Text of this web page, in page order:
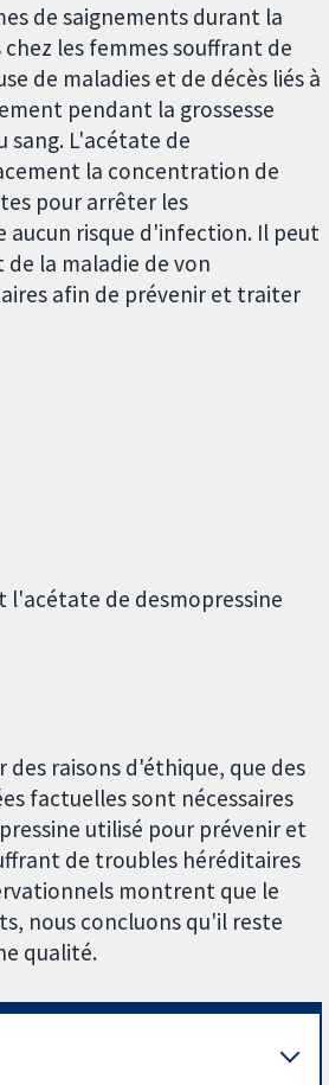
de saignements durant la
les femmes souffrant de
de maladies et de décès liés à
pendant la grossesse
sang. L'acétate de
la concentration de
pour arrêter les
aucun risque d'infection. Il peut
la maladie de von
afin de prévenir et traiter
l'acétate de desmopressine
des raisons d'éthique, que des
factuelles sont nécessaires
utilisé pour prévenir et
de troubles héréditaires
montrent que le
nous concluons qu'il reste
qualité.